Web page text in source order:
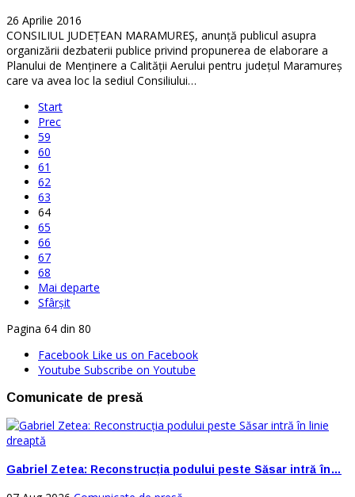
26 Aprilie 2016
CONSILIUL JUDEȚEAN MARAMUREȘ, anunţă publicul asupra
organizării dezbaterii publice privind propunerea de elaborare a
Planului de Menţinere a Calităţii Aerului pentru judeţul Maramureş
care va avea loc la sediul Consiliului…
Start
Prec
59
60
61
62
63
64
65
66
67
68
Mai departe
Sfârșit
Pagina 64 din 80
Facebook Like us on Facebook
Youtube Subscribe on Youtube
Comunicate de presă
Gabriel Zetea: Reconstrucția podului peste Săsar intră în…